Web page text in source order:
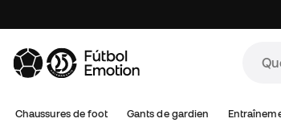
Chaussures de foot Gants de gardien